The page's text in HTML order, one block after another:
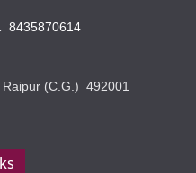
8435870614
Raipur (C.G.) 492001